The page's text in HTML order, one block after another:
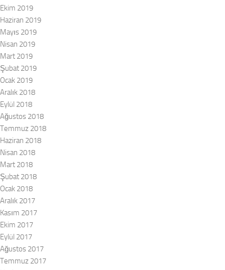
Ekim 2019
Haziran 2019
Mayıs 2019
Nisan 2019
Mart 2019
Şubat 2019
Ocak 2019
Aralık 2018
Eylül 2018
Ağustos 2018
Temmuz 2018
Haziran 2018
Nisan 2018
Mart 2018
Şubat 2018
Ocak 2018
Aralık 2017
Kasım 2017
Ekim 2017
Eylül 2017
Ağustos 2017
Temmuz 2017